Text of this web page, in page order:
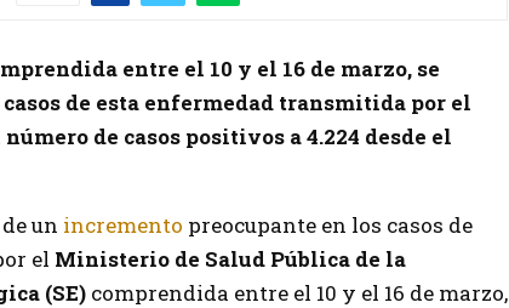
entre el 10 y el 16 de marzo, se
de esta enfermedad transmitida por el
de casos positivos a 4.224 desde el
un incremento preocupante en los casos de
el Ministerio de Salud Pública de la
(SE) comprendida entre el 10 y el 16 de marzo,